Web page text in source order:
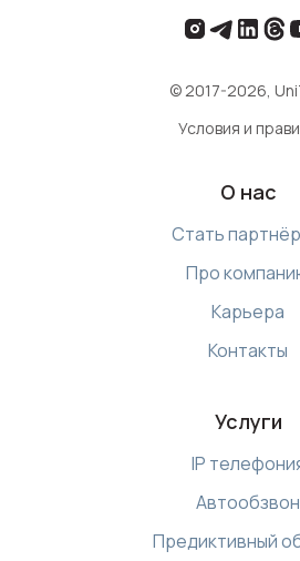
© 2017-2026,
Условия и
О нас
Стать
Про
Карьера
Контакты
Услуги
IP
Автообзвон
Предиктивный